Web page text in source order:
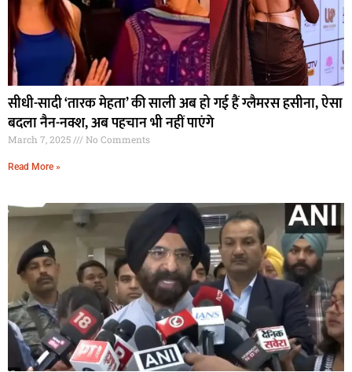
सीधी-सादी ‘तारक मेहता’ की साली अब हो गई हैं ग्लैमरस हसीना, ऐसा
बदला नैन-नक्श, अब पहचान भी नहीं पाएंगे
March 7, 2025 No Comments
Read More »